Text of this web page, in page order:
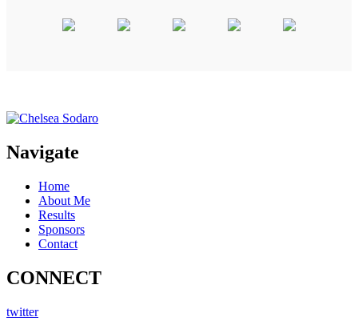
Navigate
Home
About Me
Results
Sponsors
Contact
CONNECT
twitter